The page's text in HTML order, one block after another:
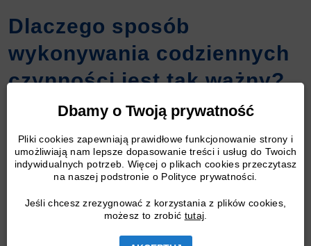
Dbamy o Twoją prywatność
Pliki cookies zapewniają prawidłowe funkcjonowanie strony i
umożliwiają nam lepsze dopasowanie treści i usług do Twoich
indywidualnych potrzeb. Więcej o plikach cookies przeczytasz
na naszej podstronie o Polityce prywatności.
Jeśli chcesz zrezygnować z korzystania z plików cookies,
możesz to zrobić tutaj
Dlaczego sposób
wykonywania codziennych
czynności jest tak ważny?
leczenie nie przyniesie oczekiwanego efektu, jeśli
pacjent nie zwróci uwagi na swoje codzienne
nawyki. Ergonomia pracy, odpowiednia pozycja
długotrwałego zaciskania dłoni oraz właściwa
technika ćwiczeń to podstawy zapobiegania
nawrotom. Świadomość, jak prawidłowo